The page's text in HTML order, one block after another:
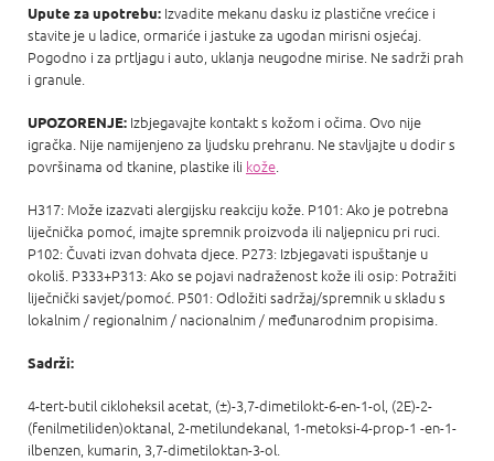
Upute za upotrebu: Izvadite mekanu dasku iz plastične vrećice i
stavite je u ladice, ormariće i jastuke za ugodan mirisni osjećaj.
Pogodno i za prtljagu i auto, uklanja neugodne mirise. Ne sadrži prah
i granule.
UPOZORENJE: Izbjegavajte kontakt s kožom i očima. Ovo nije
igračka. Nije namijenjeno za ljudsku prehranu. Ne stavljajte u dodir s
površinama od tkanine, plastike ili kože
H317: Može izazvati alergijsku reakciju kože. P101: Ako je potrebna
liječnička pomoć, imajte spremnik proizvoda ili naljepnicu pri ruci.
P102: Čuvati izvan dohvata djece. P273: Izbjegavati ispuštanje u
okoliš. P333+P313: Ako se pojavi nadraženost kože ili osip: Potražiti
liječnički savjet/pomoć. P501: Odložiti sadržaj/spremnik u skladu s
lokalnim / regionalnim / nacionalnim / međunarodnim propisima.
Sadrži:
4-tert-butil cikloheksil acetat, (±)-3,7-dimetilokt-6-en-1-ol, (2E)-2-
(fenilmetiliden)oktanal, 2-metilundekanal, 1-metoksi-4-prop-1 -en-1-
ilbenzen, kumarin, 3,7-dimetiloktan-3-ol.